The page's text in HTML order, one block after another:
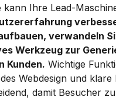
kann Ihre Lead-
verwandeln
Werkzeug zur
Kunden. Wichtige
Webdesign und klare
damit Besucher